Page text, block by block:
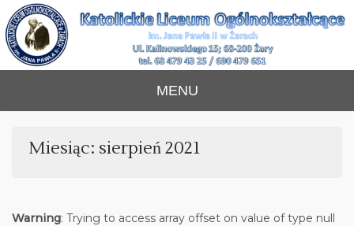
Skip
to
content
Katolickie Liceum
Ogólnokształcące
MENU
Miesiąc: sierpień 2021
Warning: Trying to access array offset on value of type null